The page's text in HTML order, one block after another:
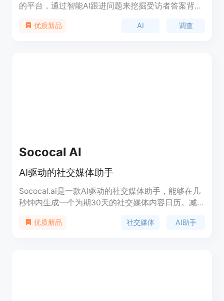
的平台，通过智能AI跟进问题来挖掘受访者答案背后
提供更深入的洞察力，帮助企业更好地理解客户反
优质新品 AI 调查
Sococal AI
AI驱动的社交媒体助手
Sococal.ai是一款AI驱动的社交媒体助手，能够在几
秒钟内生成一个为期30天的社交媒体内容日历。减
费试用！
优质新品 社交媒体 AI助手